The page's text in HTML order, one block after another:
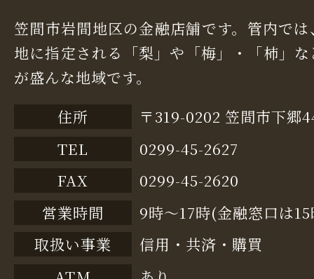
笠間市岩間地区の金融店舗です。管内で
地に指定される「梨」や「梅」・「柿」
が盛んな地域です。
住所
〒319-0202 笠間市下郷
TEL
0299-45-2627
FAX
0299-45-2620
営業時間
9時～17時(金融窓口は
取扱い事業
信用・共済・購買